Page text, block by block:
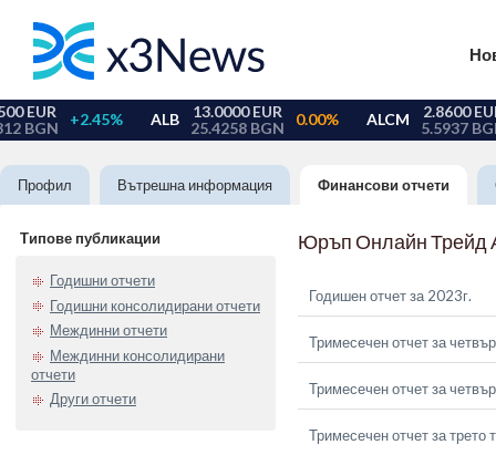
Профил Вътрешна информация Финансови отчети
Типове публикации
Годишни отчети
Годишни консолидирани отчети
Междинни отчети
Междинни консолидирани
отчети
Други отчети
Юръп Онлайн Трейд
Годишен отчет за 2023г.
Тримесечен отчет за
Тримесечен отчет за
Тримесечен отчет за трето